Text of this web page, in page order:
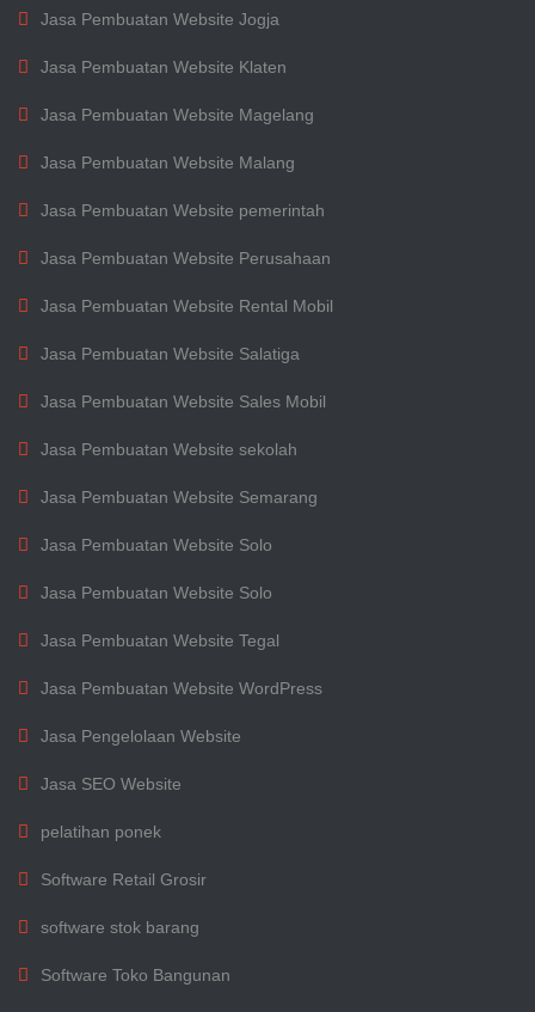
Jasa Pembuatan Website Jogja
Jasa Pembuatan Website Klaten
Jasa Pembuatan Website Magelang
Jasa Pembuatan Website Malang
Jasa Pembuatan Website pemerintah
Jasa Pembuatan Website Perusahaan
Jasa Pembuatan Website Rental Mobil
Jasa Pembuatan Website Salatiga
Jasa Pembuatan Website Sales Mobil
Jasa Pembuatan Website sekolah
Jasa Pembuatan Website Semarang
Jasa Pembuatan Website Solo
Jasa Pembuatan Website Solo
Jasa Pembuatan Website Tegal
Jasa Pembuatan Website WordPress
Jasa Pengelolaan Website
Jasa SEO Website
pelatihan ponek
Software Retail Grosir
software stok barang
Software Toko Bangunan